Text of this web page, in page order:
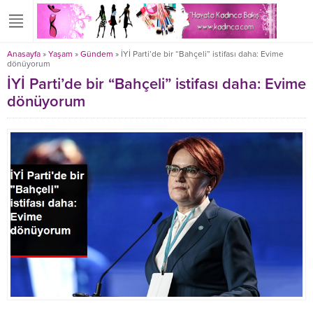
Anasayfa » Yaşam » Gündem » İYİ Parti’de bir “Bahçeli” istifası daha: Evime
dönüyorum
İYİ Parti’de bir “Bahçeli” istifası daha: Evime
dönüyorum